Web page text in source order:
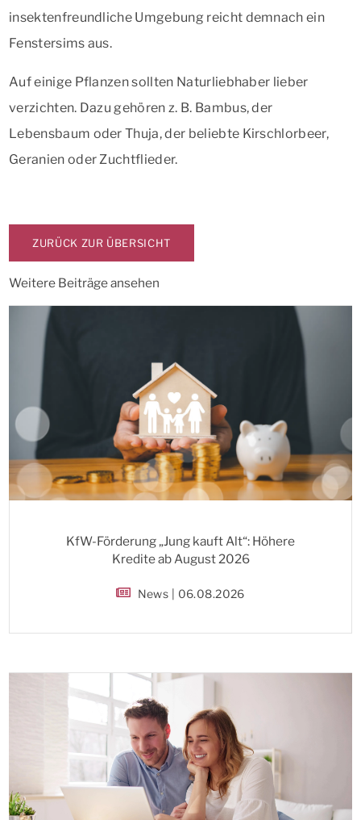
insektenfreundliche Umgebung reicht demnach ein
Fenstersims aus.
Auf einige Pflanzen sollten Naturliebhaber lieber
verzichten. Dazu gehören z. B. Bambus, der
Lebensbaum oder Thuja, der beliebte Kirschlorbeer,
Geranien oder Zuchtflieder.
ZURÜCK ZUR ÜBERSICHT
Weitere Beiträge ansehen
KfW-Förderung „Jung kauft Alt“: Höhere
Kredite ab August 2026
News | 06.08.2026